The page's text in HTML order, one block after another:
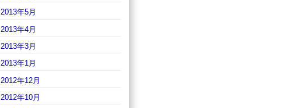
2013年5月
2013年4月
2013年3月
2013年1月
2012年12月
2012年10月